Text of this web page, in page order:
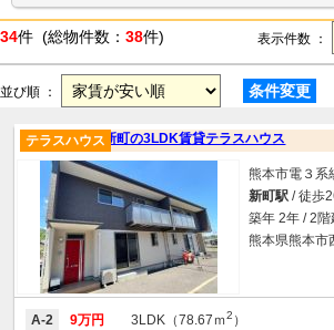
34件 (総物件数： 38件) 表示件数 ：
並び順 ： 条件変更
新町の3LDK賃貸テラスハウス
テラスハウス
熊本市電３系
新町駅 / 徒歩
築年 2年 / 2階
熊本県熊本市
A-2 9万円 3LDK（78.67ｍ2 ）